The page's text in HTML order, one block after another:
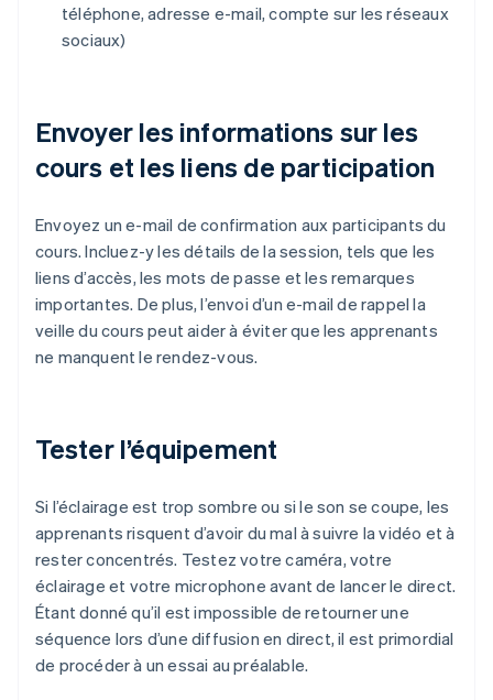
téléphone, adresse e-mail, compte sur les réseaux
sociaux)
Envoyer les informations sur les
cours et les liens de participation
Envoyez un e-mail de confirmation aux participants du
cours. Incluez-y les détails de la session, tels que les
liens d’accès, les mots de passe et les remarques
importantes. De plus, l’envoi d’un e-mail de rappel la
veille du cours peut aider à éviter que les apprenants
ne manquent le rendez-vous.
Tester l’équipement
Si l’éclairage est trop sombre ou si le son se coupe, les
apprenants risquent d’avoir du mal à suivre la vidéo et à
rester concentrés. Testez votre caméra, votre
éclairage et votre microphone avant de lancer le direct.
Étant donné qu’il est impossible de retourner une
séquence lors d’une diffusion en direct, il est primordial
de procéder à un essai au préalable.